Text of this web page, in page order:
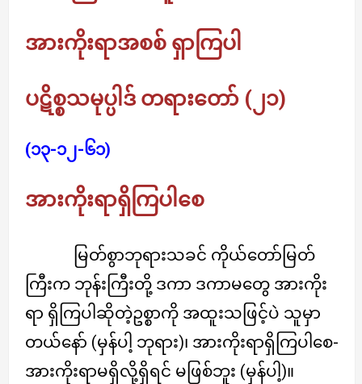
အားကိုးရာအစစ် ရှာကြပါ
ပဋိစ္စသမုပ္ပါဒ် တရားတော် (၂၁)
(၁၃-၁၂-၆၁)
အားကိုးရာရှိကြပါစေ
မြတ်စွာဘုရားသခင် ကိုယ်တော်မြတ်
ကြီးက ဘုန်းကြီးတို့ ဒကာ ဒကာမတွေ အားကိုး
ရာ ရှိကြပါဆိုတဲ့ဥစ္စာကို အထူးသဖြင့်ပဲ သူမှာ
တယ်နော် (မှန်ပါ့ ဘုရား)၊ အားကိုးရာရှိကြပါစေ-
အားကိုးရာမရှိလို့ရှိရင် မဖြစ်ဘူး (မှန်ပါ့)။